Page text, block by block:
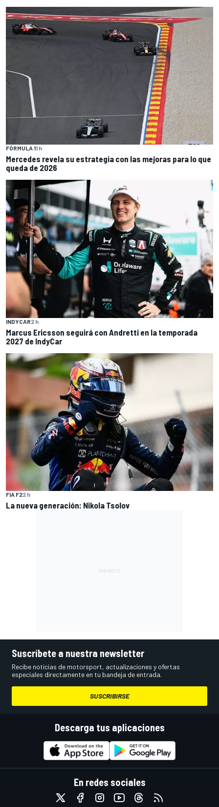
FÓRMULA 11 h
Mercedes revela su estrategia con las mejoras para lo que
queda de 2026
INDYCAR2 h
Marcus Ericsson seguirá con Andretti en la temporada
2027 de IndyCar
FIA F22 h
La nueva generación: Nikola Tsolov
Suscríbete a nuestra newsletter
Recibe noticias de motorsport, actualizaciones y ofertas
especiales directamente en tu bandeja de entrada.
SUSCRIBIRSE
Descarga tus aplicaciones
En redes sociales